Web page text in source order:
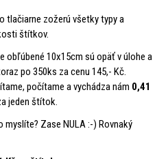
tlačiarne zožerú všetky typy a
štítkov.
obľúbené 10x15cm sú opäť v úlohe a
po 350ks za cenu 145,- Kč.
počítame a vychádza nám 0,41
jeden štítok.
Zase NULA :-) Rovnaký